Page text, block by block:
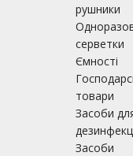
рушники
серветки
Ємності
товари
Засоби
Засоби